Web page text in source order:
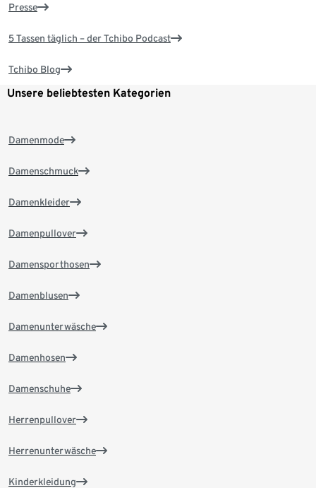
Presse
5 Tassen täglich – der Tchibo Podcast
Tchibo Blog
Unsere beliebtesten Kategorien
Damenmode
Damenschmuck
Damenkleider
Damenpullover
Damensporthosen
Damenblusen
Damenunterwäsche
Damenhosen
Damenschuhe
Herrenpullover
Herrenunterwäsche
Kinderkleidung